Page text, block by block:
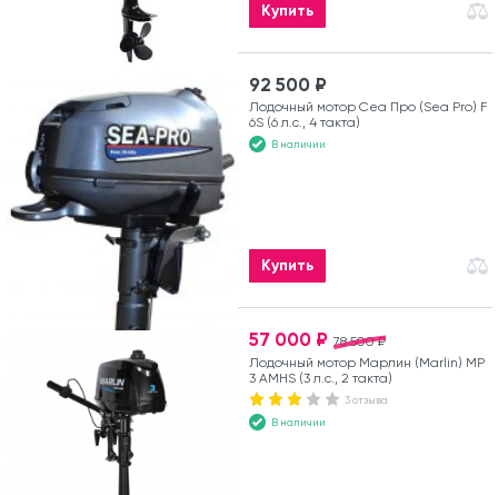
Купить
92 500 ₽
Лодочный мотор Сеа Про (Sea Pro) F
6S (6 л.с., 4 такта)
В наличии
Купить
78 500 ₽
57 000 ₽
Лодочный мотор Марлин (Marlin) MP
3 AMHS (3 л.с., 2 такта)
3 отзыва
В наличии